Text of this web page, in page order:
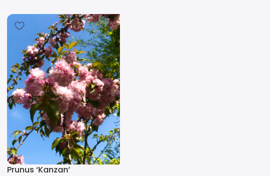
Prunus ‘Kanzan’